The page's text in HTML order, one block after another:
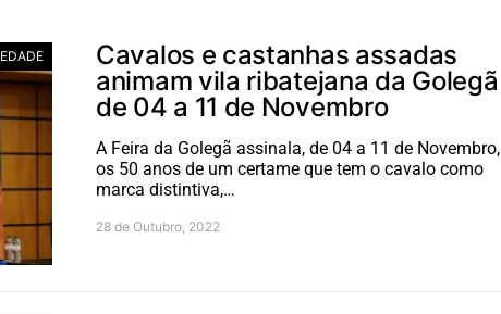
Cavalos e castanhas assadas
animam vila ribatejana da Golegã
de 04 a 11 de Novembro
A Feira da Golegã assinala, de 04 a 11 de Novembro,
os 50 anos de um certame que tem o cavalo como
marca distintiva,…
28 de Outubro, 2022